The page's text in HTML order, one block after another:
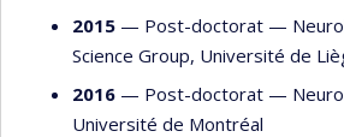
2015 — Post-doctorat —
Science Group, Université de
2016 — Post-doctorat —
Université de Montréal